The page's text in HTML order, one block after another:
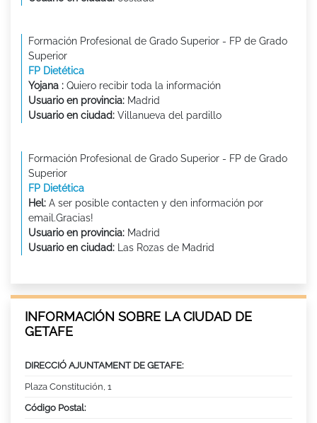
Formación Profesional de Grado Superior - FP de Grado
Superior
FP Dietética
Yojana : Quiero recibir toda la información
Usuario en provincia: Madrid
Usuario en ciudad: Villanueva del pardillo
Formación Profesional de Grado Superior - FP de Grado
Superior
FP Dietética
Hel: A ser posible contacten y den información por
email.Gracias!
Usuario en provincia: Madrid
Usuario en ciudad: Las Rozas de Madrid
INFORMACIÓN SOBRE LA CIUDAD DE
GETAFE
DIRECCIÓ AJUNTAMENT DE GETAFE:
Plaza Constitución, 1
Código Postal: